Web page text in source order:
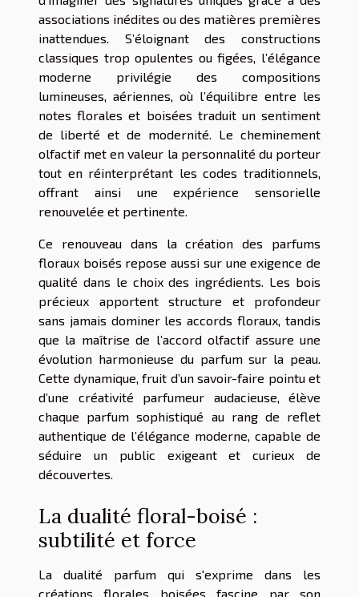
associations inédites ou des matières premières
inattendues. S’éloignant des constructions
classiques trop opulentes ou figées, l’élégance
moderne privilégie des compositions
lumineuses, aériennes, où l’équilibre entre les
notes florales et boisées traduit un sentiment
de liberté et de modernité. Le cheminement
olfactif met en valeur la personnalité du porteur
tout en réinterprétant les codes traditionnels,
offrant ainsi une expérience sensorielle
renouvelée et pertinente.
Ce renouveau dans la création des parfums
floraux boisés repose aussi sur une exigence de
qualité dans le choix des ingrédients. Les bois
précieux apportent structure et profondeur
sans jamais dominer les accords floraux, tandis
que la maîtrise de l’accord olfactif assure une
évolution harmonieuse du parfum sur la peau.
Cette dynamique, fruit d’un savoir-faire pointu et
d’une créativité parfumeur audacieuse, élève
chaque parfum sophistiqué au rang de reflet
authentique de l’élégance moderne, capable de
séduire un public exigeant et curieux de
découvertes.
La dualité floral-boisé :
subtilité et force
La dualité parfum qui s'exprime dans les
créations florales boisées fascine par son